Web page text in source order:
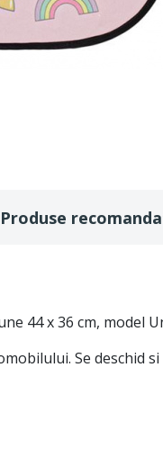
Produse
44 x 36 cm, model
Se